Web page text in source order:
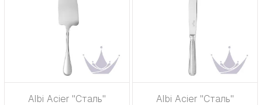
Albi Acier "Сталь"
Albi Acier "Сталь"